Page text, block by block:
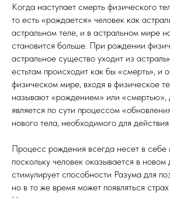
Когда наступает смерть физического
то есть «рождается» человек как
астральном теле, и в астральном мире
становится больше. При рождении
астральное существо уходит из
естьтам происходит как бы «смерть», и
физическом мире, входя в физическое
называют «рождением» или «смертью»,
является по сути процессом
нового тела, необходимого для
Процесс рождения всегда несет в себе
поскольку человек оказывается в новом
стимулирует способности Разума для
но в то же время может появляться